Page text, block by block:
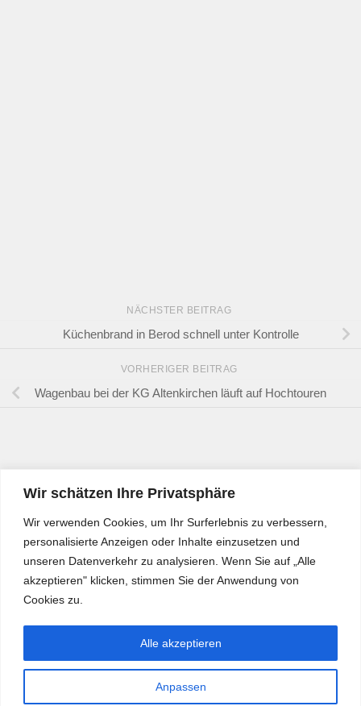
Wir schätzen Ihre Privatsphäre
Wir verwenden Cookies, um Ihr Surferlebnis zu verbessern,
personalisierte Anzeigen oder Inhalte einzusetzen und
unseren Datenverkehr zu analysieren. Wenn Sie auf „Alle
akzeptieren" klicken, stimmen Sie der Anwendung von
Cookies zu.
Anpassen
Alle akzeptieren
NÄCHSTER BEITRAG
Küchenbrand in Berod schnell unter Kontrolle
VORHERIGER BEITRAG
Wagenbau bei der KG Altenkirchen läuft auf Hochtouren